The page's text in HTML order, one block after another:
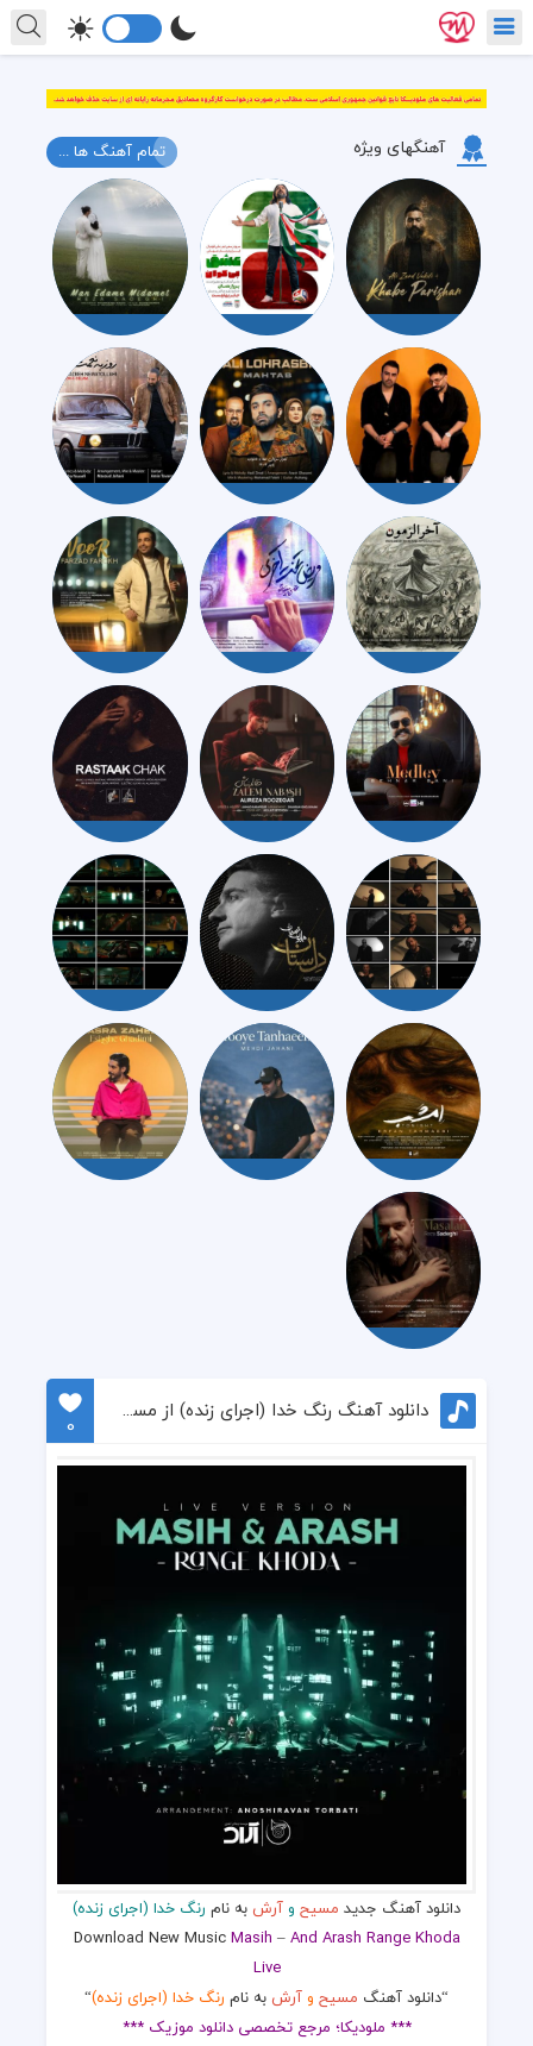
آهنگهای ویژه تمام آهنگ ها ...
دانلود آهنگ رنگ خدا (اجرای زنده) از مسیح و آرش
0
دانلود آهنگ جدید مسیح وآرش به نام رنگ خدا (اجرای زنده)
Download New MusicMasih –And Arash Range Khoda
Live
“دانلود آهنگ مسیح وآرش به نام رنگ خدا (اجرای زنده)“
*** ملودیکا؛ مرجع تخصصی دانلود موزیک ***